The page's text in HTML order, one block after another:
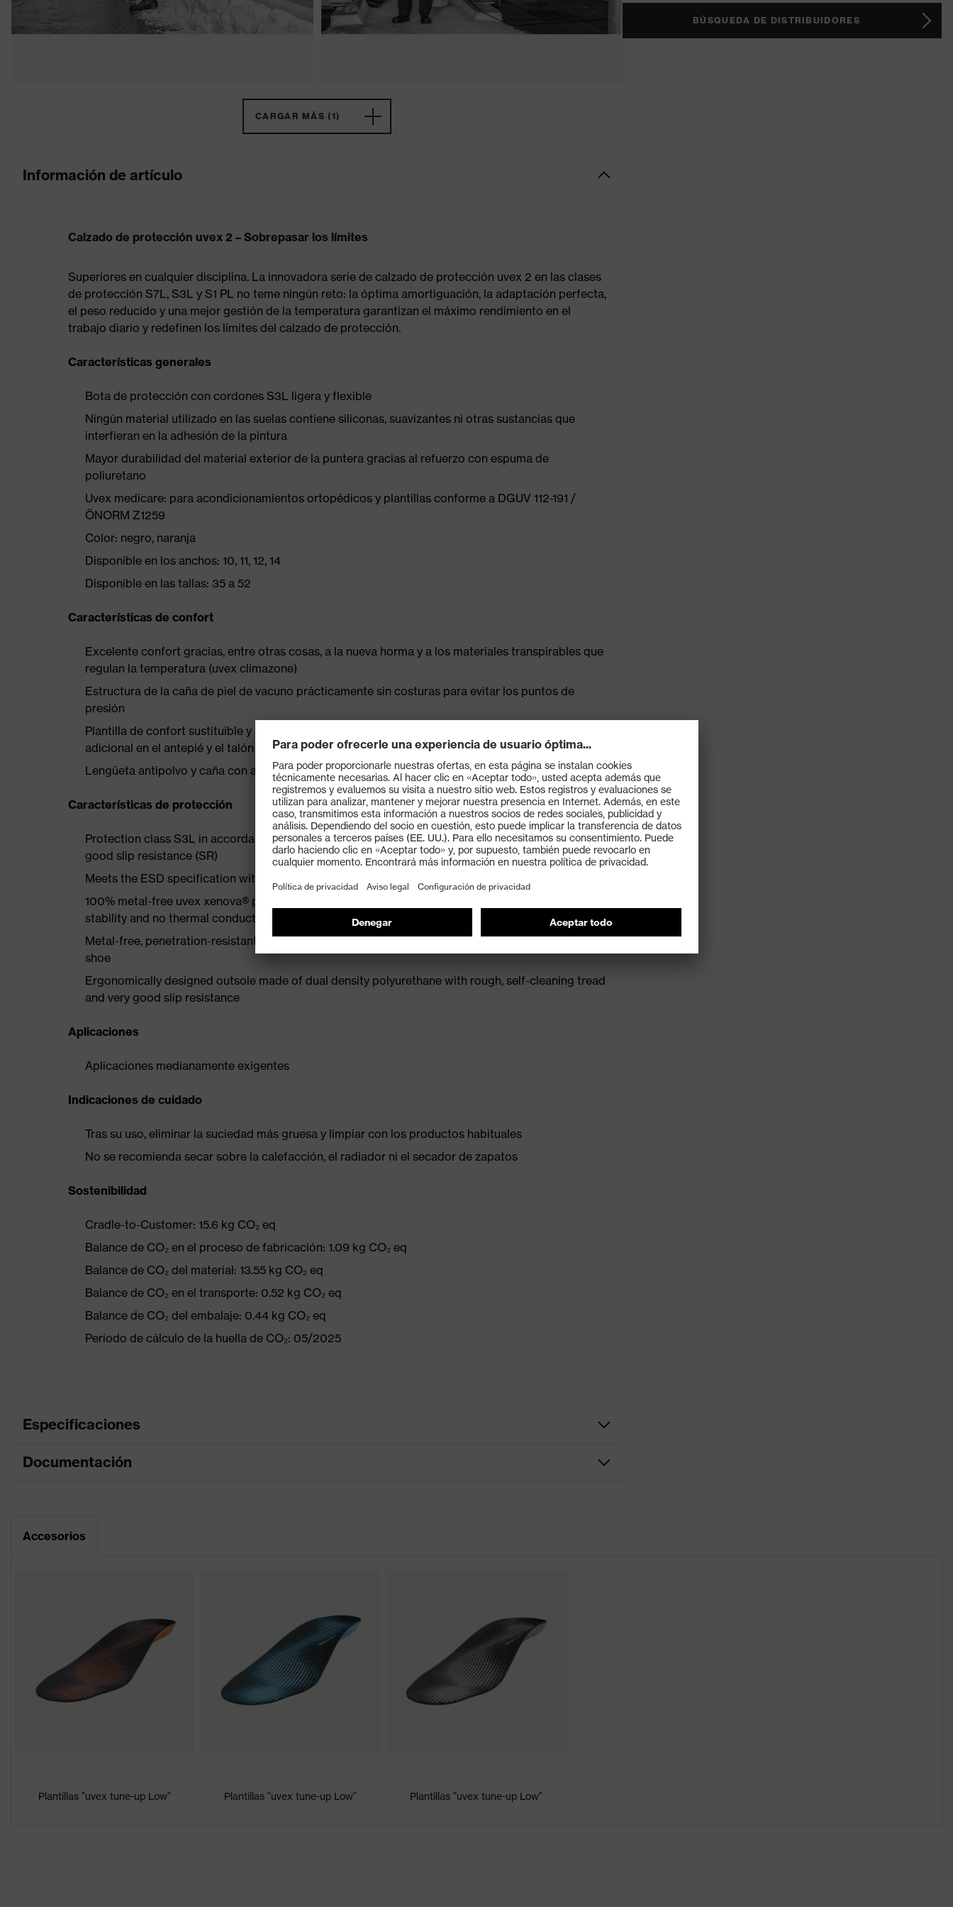
CARGAR MÁS (1)
Información de artículo
Calzado de protección uvex 2 – Sobrepasar los límites
Superiores en cualquier disciplina. La innovadora serie de calzado de protección uvex 2 en las clases
de protección S7L, S3L y S1 PL no teme ningún reto: la óptima amortiguación, la adaptación perfecta,
el peso reducido y una mejor gestión de la temperatura garantizan el máximo rendimiento en el
trabajo diario y redefinen los límites del calzado de protección.
Características generales
Bota de protección con cordones S3L ligera y flexible
Ningún material utilizado en las suelas contiene siliconas, suavizantes ni otras sustancias que
interfieran en la adhesión de la pintura
Mayor durabilidad del material exterior de la puntera gracias al refuerzo con espuma de
poliuretano
Uvex medicare: para acondicionamientos ortopédicos y plantillas conforme a DGUV 112-191 /
ÖNORM Z1259
Color: negro, naranja
Disponible en los anchos: 10, 11, 12, 14
Disponible en las tallas: 35 a 52
Características de confort
Excelente confort gracias, entre otras cosas, a la nueva horma y a los materiales transpirables que
regulan la temperatura (uvex climazone)
Estructura de la caña de piel de vacuno prácticamente sin costuras para evitar los puntos de
presión
Plantilla de confort sustituible y antiestática con sistema de control de humedad y amortiguación
adicional en el antepié y el talón
Lengüeta antipolvo y caña con acolchado blando
Características de protección
Protection class S3L in accordance with EN ISO 20345:2022 with additional marking for very
good slip resistance (SR)
Meets the ESD specification with a volume resistance of less than 100 megaohms
100% metal-free uvex xenova® protective toe cap — compact, anatomical shape, with good lateral
stability and no thermal conductivity
Metal-free, penetration-resistant uvex xenova® midsole — does not restrict the flexibility of the
shoe
Ergonomically designed outsole made of dual density polyurethane with rough, self-cleaning tread
and very good slip resistance
Aplicaciones
Aplicaciones medianamente exigentes
Indicaciones de cuidado
Tras su uso, eliminar la suciedad más gruesa y limpiar con los productos habituales
No se recomienda secar sobre la calefacción, el radiador ni el secador de zapatos
Sostenibilidad
Cradle-to-Customer: 15.6 kg CO₂ eq
Balance de CO₂ en el proceso de fabricación: 1.09 kg CO₂ eq
Balance de CO₂ del material: 13.55 kg CO₂ eq
Balance de CO₂ en el transporte: 0.52 kg CO₂ eq
Balance de CO₂ del embalaje: 0.44 kg CO₂ eq
Período de cálculo de la huella de CO₂: 05/2025
Especificaciones
color de
Equipamiento
Denominación
de familia de
productos
Plantilla no metálica uvex xenova®
Documentación
BÚSQUEDA DE DISTRIBUIDORES
Accesorios
Plantillas "uvex tune-up Low" Plantillas "uvex tune-up Low" Plantillas "uvex tune-up Low"